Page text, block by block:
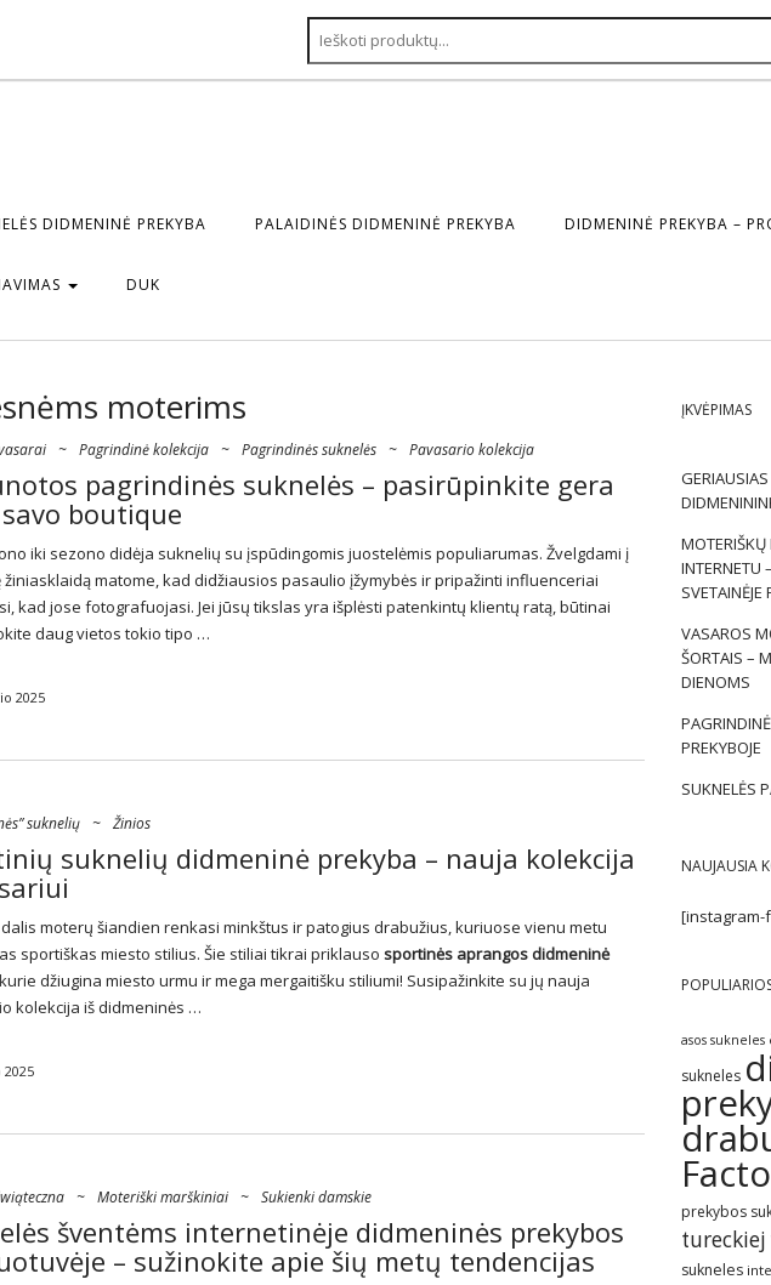
DIDMENINĖ PREKYBA PALAIDINĖS DIDMENINĖ PREKYBA DIDMENINĖ PREKYBA –
DUK
moterims
~ Pagrindinė kolekcija ~ Pagrindinės suknelės ~ Pavasario kolekcija
pagrindinės suknelės – pasirūpinkite gera
boutique
iki sezono didėja suknelių su įspūdingomis juostelėmis populiarumas. Žvelgdami į
žiniasklaidą matome, kad didžiausios pasaulio įžymybės ir pripažinti influenceriai
kad jose fotografuojasi. Jei jūsų tikslas yra išplėsti patenkintų klientų ratą, būtinai
daug vietos tokio tipo …
2025
suknelių ~ Žinios
suknelių didmeninė prekyba – nauja kolekcija
moterų šiandien renkasi minkštus ir patogius drabužius, kuriuose vienu metu
sportiškas miesto stilius. Šie stiliai tikrai priklauso sportinės aprangos didmeninė
kurie džiugina miesto urmu ir mega mergaitišku stiliumi! Susipažinkite su jų nauja
kolekcija iš didmeninės …
2025
~ Moteriški marškiniai ~ Sukienki damskie
šventėms internetinėje didmeninės prekybos
– sužinokite apie šių metų tendencijas
ĮKVĖPIMAS
INTERNETU
SVETAINĖJE
VASAROS
ŠORTAIS –
DIENOMS
PREKYBOJE
SUKNELĖS
NAUJAUSIA
[instagram-
asos sukneles
sukneles
prekybos
sukneles